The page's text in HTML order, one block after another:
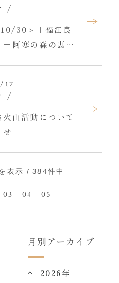
30＞「福江良
阿寒の森の恵み
17
火山活動について
せ
表示 / 384件中
03 04 05
月別アーカイブ
2026年